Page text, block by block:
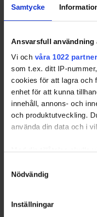
Samtycke
Ansvarsfull användning
Vi och våra 1022
som t.ex. ditt IP-
cookies för att lagra och
enhet för att kunna
innehåll, annons- och
och produktutveckling.
använda din data och i
Med din tillåtelse skulle
som kan ha en
Ta reda på mer om hur
Nödvändig
Inställningar
Upplev
26-05-08
Under hela turneringen,
av livemusik från
aktiviteter. Här finns mat